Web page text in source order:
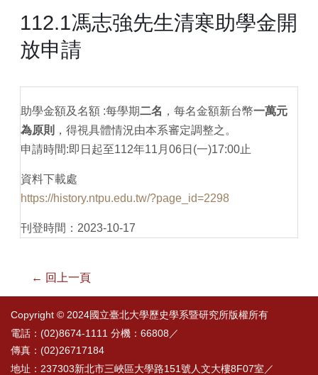
112.1馮志強先生清寒助學金開
放申請
助學金額及名額 :每學期二名 ，每名金額新台幣一萬元
為原則 ，得視具體情況由本系審定調整之。
申請時間:即日起至112年11月06日(一)17:00止
資料下載處
https://history.ntpu.edu.tw/?page_id=2298
刊登時間：2023-10-17
← 回上一頁
Copyright © 2024國立臺北大學歷史學系暨研究所版權所有
電話：(02)8674-1111 分機：66808／
傳真：(02)26717184
地址：237303新北市三峽區大學路151號人文大樓8F07室／